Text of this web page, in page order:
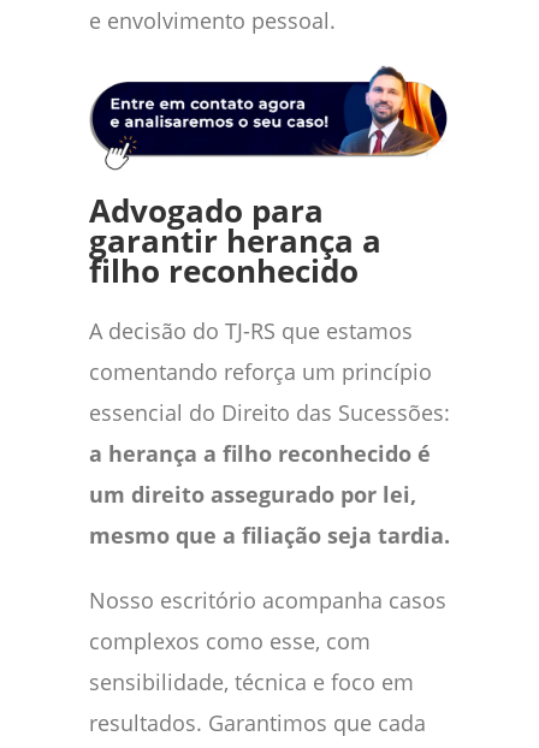
e envolvimento pessoal.
Advogado para
garantir herança a
filho reconhecido
A decisão do TJ-RS que estamos
comentando reforça um princípio
essencial do Direito das Sucessões:
a herança a filho reconhecido é
um direito assegurado por lei,
mesmo que a filiação seja tardia.
Nosso escritório acompanha casos
complexos como esse, com
sensibilidade, técnica e foco em
resultados. Garantimos que cada